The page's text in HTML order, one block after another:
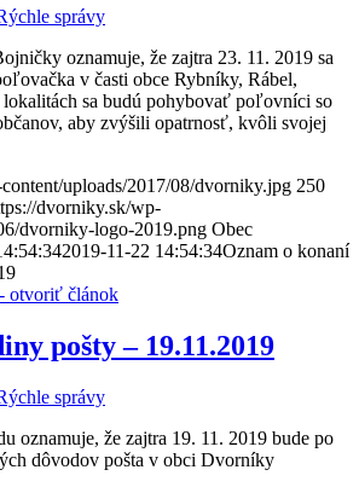
správy
oznamuje, že zajtra 23. 11. 2019 sa
v časti obce Rybníky, Rábel,
sa budú pohybovať poľovníci so
aby zvýšili opatrnosť, kvôli svojej
uploads/2017/08/dvorniky.jpg 250
dvorniky.sk/wp-
dvorniky-logo-2019.png Obec
2019-11-22 14:54:34Oznam o konaní
pošty – 19.11.2019
správy
oznamuje, že zajtra 19. 11. 2019 bude po
dôvodov pošta v obci Dvorníky